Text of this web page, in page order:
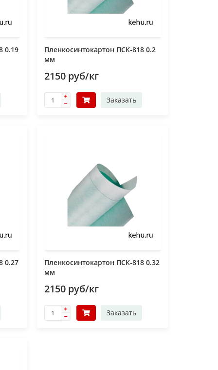
0.19
Пленкосинтокартон ПСК-818 0.2
мм
2150 руб/кг
Заказать
0.27
Пленкосинтокартон ПСК-818 0.32
мм
2150 руб/кг
Заказать